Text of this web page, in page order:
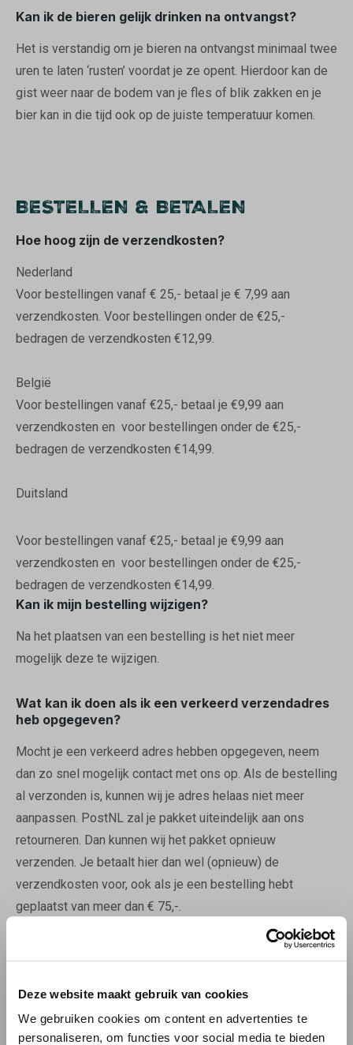
Deze website maakt gebruik van cookies
We gebruiken cookies om content en advertenties te
personaliseren, om functies voor social media te bieden
Kan ik de bieren gelijk drinken na ontvangst?
Het is verstandig om je bieren na ontvangst minimaal twee
uren te laten ‘rusten’ voordat je ze opent. Hierdoor kan de
gist weer naar de bodem van je fles of blik zakken en je
bier kan in die tijd ook op de juiste temperatuur komen.
BESTELLEN & BETALEN
Hoe hoog zijn de verzendkosten?
Nederland
Voor bestellingen vanaf € 25,- betaal je € 7,99 aan
verzendkosten. Voor bestellingen onder de €25,-
bedragen de verzendkosten €12,99.
België
Voor bestellingen vanaf €25,- betaal je €9,99 aan
verzendkosten en voor bestellingen onder de €25,-
bedragen de verzendkosten €14,99.
Duitsland
Voor bestellingen vanaf €25,- betaal je €9,99 aan
verzendkosten en voor bestellingen onder de €25,-
bedragen de verzendkosten €14,99.
Kan ik mijn bestelling wijzigen?
Na het plaatsen van een bestelling is het niet meer
mogelijk deze te wijzigen.
Wat kan ik doen als ik een verkeerd verzendadres
heb opgegeven?
Mocht je een verkeerd adres hebben opgegeven, neem
dan zo snel mogelijk contact met ons op. Als de bestelling
al verzonden is, kunnen wij je adres helaas niet meer
aanpassen. PostNL zal je pakket uiteindelijk aan ons
retourneren. Dan kunnen wij het pakket opnieuw
verzenden. Je betaalt hier dan wel (opnieuw) de
verzendkosten voor, ook als je een bestelling hebt
geplaatst van meer dan € 75,-.
Met iDEAL kun je vertrouwd, veilig en gemakkelijk online
aankopen afrekenen. iDEAL is een systeem dat je direct